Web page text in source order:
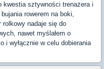
kwestia sztywności trenażera i
rowerem na boki,
rolkowy nadaje się do
nawet myślałem o
i wyłącznie w celu dobierania